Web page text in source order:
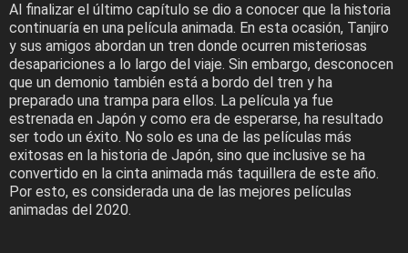
Al finalizar el último capítulo se dio a conocer que la historia
continuaría en una película animada. En esta ocasión, Tanjiro
y sus amigos abordan un tren donde ocurren misteriosas
desapariciones a lo largo del viaje. Sin embargo, desconocen
que un demonio también está a bordo del tren y ha
preparado una trampa para ellos. La película ya fue
estrenada en Japón y como era de esperarse, ha resultado
ser todo un éxito. No solo es una de las películas más
exitosas en la historia de Japón, sino que inclusive se ha
convertido en la cinta animada más taquillera de este año.
Por esto, es considerada una de las mejores películas
animadas del 2020.